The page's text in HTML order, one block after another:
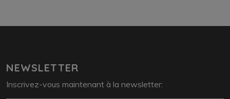
NEWSLETTER
Inscrivez-vous maintenant à la newsletter: